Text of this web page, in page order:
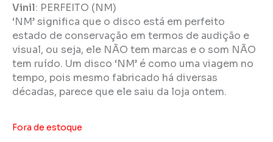
Vinil: PERFEITO (NM)
‘NM’ significa que o disco está em perfeito
estado de conservação em termos de audição e
visual, ou seja, ele NÃO tem marcas e o som NÃO
tem ruído. Um disco ‘NM’ é como uma viagem no
tempo, pois mesmo fabricado há diversas
décadas, parece que ele saiu da loja ontem.
Fora de estoque